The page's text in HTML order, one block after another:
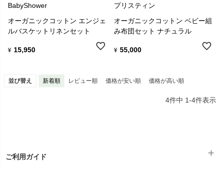
BabyShower
オーガニックコットン エンジェ
ルバスケットリネンセット
¥ 15,950
プリスティン
オーガニックコットン ベビー組
み布団セット ナチュラル
¥ 55,000
並び替え 新着順 レビュー順 価格が安い順 価格が高い順
4件中 1-4件表示
ご利用ガイド